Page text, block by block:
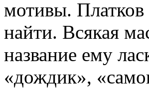
мотивы. Платков
найти. Всякая
название ему
«дождик»,